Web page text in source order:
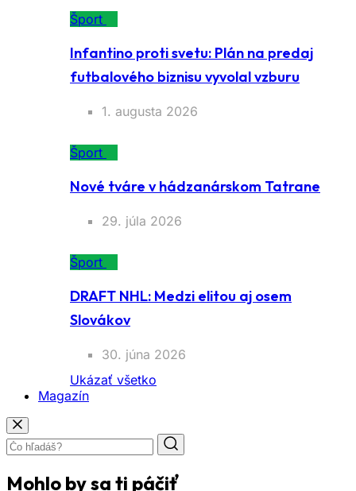
Šport
Infantino proti svetu: Plán na predaj
futbalového biznisu vyvolal vzburu
1. augusta 2026
Šport
Nové tváre v hádzanárskom Tatrane
29. júla 2026
Šport
DRAFT NHL: Medzi elitou aj osem
Slovákov
30. júna 2026
Ukázať všetko
Magazín
Mohlo by sa ti páčiť